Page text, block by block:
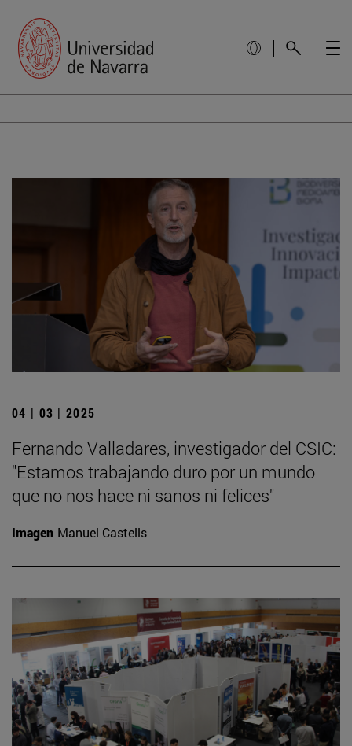
04 | 03 | 2025
Fernando Valladares, investigador del CSIC:
"Estamos trabajando duro por un mundo
que no nos hace ni sanos ni felices"
Imagen Manuel Castells